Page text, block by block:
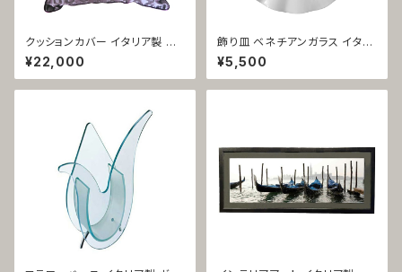
クッションカバー イタリア製 ジ
ャガード織 パープル ペラン 142
2
¥22,000
飾り皿 ベネチアンガラス イタリ
ア製 ホワイト インテリア向け フ
リージィ 1002
¥5,500